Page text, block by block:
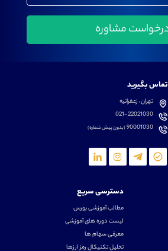
تماس بگیرید
تهران، زعفرانیه
021-22021030
90001030(بدون پیش شماره)
دسترسی سریع
مطالب آموزشی بورس
لیست دوره های آموزشی
معرفی سهام ها
تحلیل تکنیکال رمز ارزها